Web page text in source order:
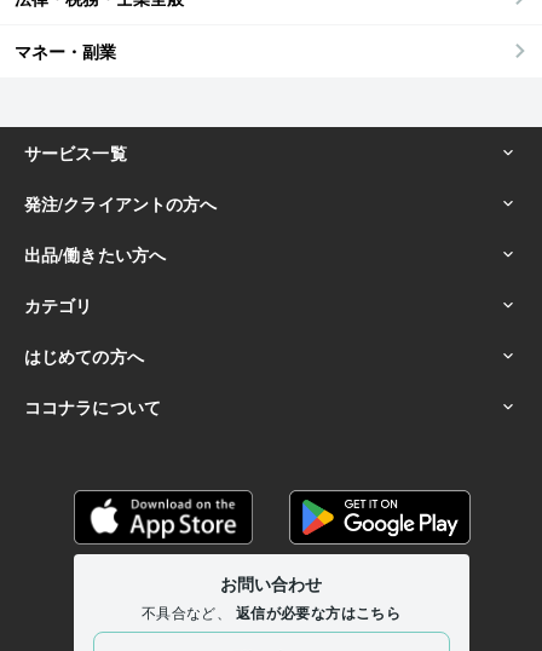
マネー・副業